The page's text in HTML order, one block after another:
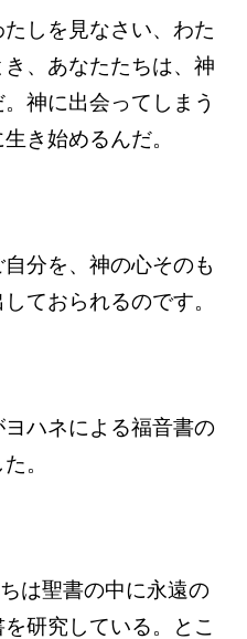
しを見なさい、わた
、あなたたちは、神
神に出会ってしまう
き始めるんだ。
分を、神の心そのも
ておられるのです。
ハネによる福音書の
。
は聖書の中に永遠の
研究している。とこ